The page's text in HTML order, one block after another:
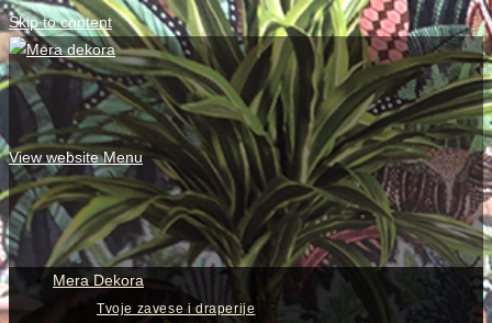
Skip to content
View website Menu
Mera Dekora
Tvoje zavese i draperije